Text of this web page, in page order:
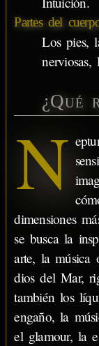
Partes del
Los pies,
¿Qué
N
dimensiones
se busca la
arte, la música
dios del Mar,
también los
engaño, la
el glamour, la